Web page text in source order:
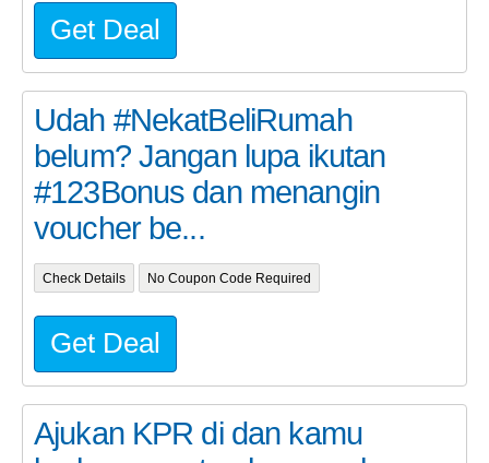
Get Deal
Udah #NekatBeliRumah
belum? Jangan lupa ikutan
#123Bonus dan menangin
voucher be...
Check Details No Coupon Code Required
Get Deal
Ajukan KPR di dan kamu